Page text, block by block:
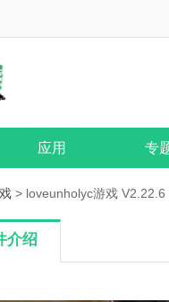
应用 专
> loveunholyc游戏 V2.22.6
介绍